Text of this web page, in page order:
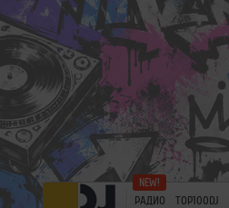
РАДИО TOP100DJ